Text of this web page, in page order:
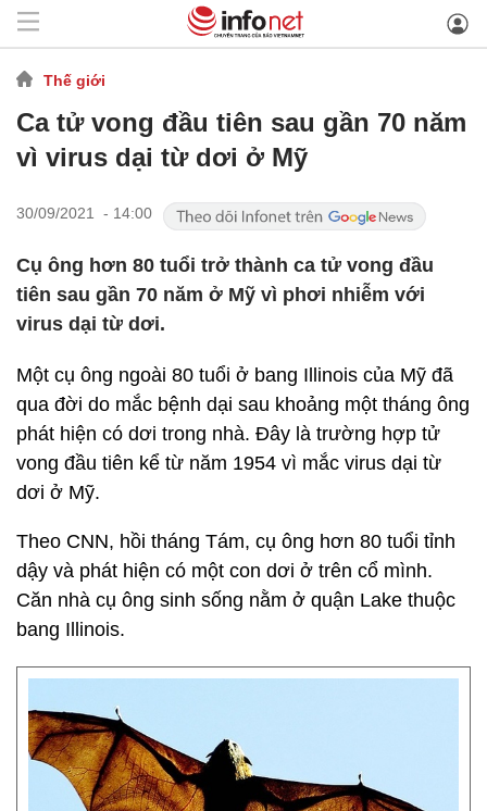
Thế giới
Ca tử vong đầu tiên sau gần 70 năm
vì virus dại từ dơi ở Mỹ
30/09/2021 - 14:00
Cụ ông hơn 80 tuổi trở thành ca tử vong đầu
tiên sau gần 70 năm ở Mỹ vì phơi nhiễm với
virus dại từ dơi.
Một cụ ông ngoài 80 tuổi ở bang Illinois của Mỹ đã
qua đời do mắc bệnh dại sau khoảng một tháng ông
phát hiện có dơi trong nhà. Đây là trường hợp tử
vong đầu tiên kể từ năm 1954 vì mắc virus dại từ
dơi ở Mỹ.
Theo CNN, hồi tháng Tám, cụ ông hơn 80 tuổi tỉnh
dậy và phát hiện có một con dơi ở trên cổ mình.
Căn nhà cụ ông sinh sống nằm ở quận Lake thuộc
bang Illinois.